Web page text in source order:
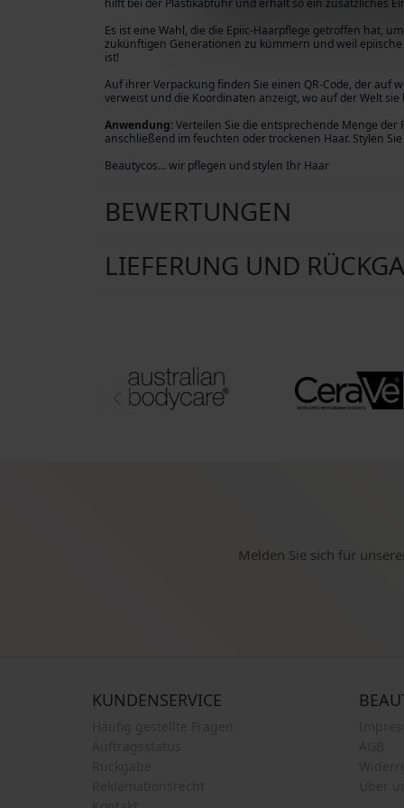
hilft bei der Plastikabfuhr und erhält so ein zusätzliches
Es ist eine Wahl, die die Epiic-Haarpflege getroffen hat,
zukünftigen Generationen zu kümmern und weil
ist!
Auf ihrer Verpackung finden Sie einen QR-Code, der auf
verweist und die Koordinaten anzeigt, wo auf der Welt
Anwendung:Verteilen Sie die entsprechende Menge
anschließend im feuchten oder trockenen Haar. Stylen
Beautycos... wir pflegen und stylen Ihr Haar
BEWERTUNGEN
LIEFERUNG UND
Melden Sie sich für
KUNDENSERVICE